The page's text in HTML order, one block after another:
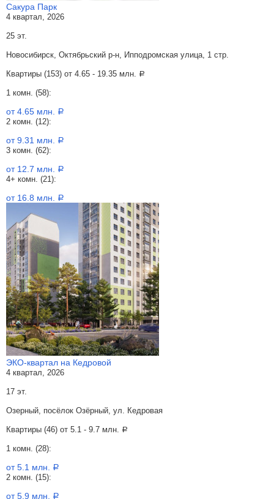
Сакура Парк
4 квартал, 2026
25 эт.
Новосибирск, Октябрьский р-н, Ипподромская улица, 1 стр.
Квартиры (153) от 4.65 - 19.35 млн. a
1 комн. (58):
от 4.65 млн. a
2 комн. (12):
от 9.31 млн. a
3 комн. (62):
от 12.7 млн. a
4+ комн. (21):
от 16.8 млн. a
ЭКО-квартал на Кедровой
4 квартал, 2026
17 эт.
Озерный, посёлок Озёрный, ул. Кедровая
Квартиры (46) от 5.1 - 9.7 млн. a
1 комн. (28):
от 5.1 млн. a
2 комн. (15):
от 5.9 млн. a